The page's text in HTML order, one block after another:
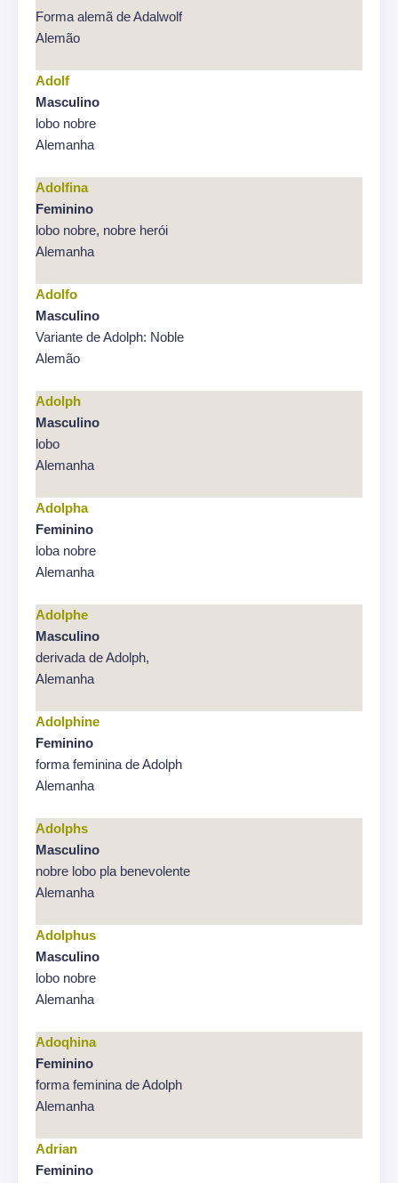
Forma alemã de Adalwolf
Alemão
Adolf
Masculino
lobo nobre
Alemanha
Adolfina
Feminino
lobo nobre, nobre herói
Alemanha
Adolfo
Masculino
Variante de Adolph: Noble
Alemão
Adolph
Masculino
lobo
Alemanha
Adolpha
Feminino
loba nobre
Alemanha
Adolphe
Masculino
derivada de Adolph,
Alemanha
Adolphine
Feminino
forma feminina de Adolph
Alemanha
Adolphs
Masculino
nobre lobo pla benevolente
Alemanha
Adolphus
Masculino
lobo nobre
Alemanha
Adoqhina
Feminino
forma feminina de Adolph
Alemanha
Adrian
Feminino